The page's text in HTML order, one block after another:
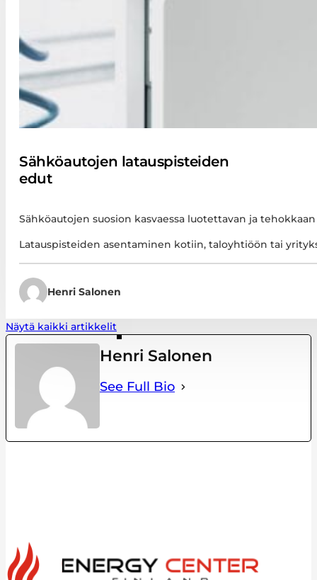
Sähköautojen latauspisteiden
edut
Sähköautojen suosion kasvaessa luotettavan ja
Latauspisteiden asentaminen kotiin, taloyhtiöön tai
Henri Salonen
Näytä kaikki artikkelit
Henri Salonen
See Full Bio